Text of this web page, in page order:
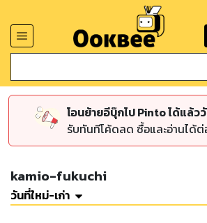
โอนย้ายอีบุ๊กไป Pinto ได้แล้ว
รับทันทีโค้ดลด ซื้อและอ่านได้
kamio-fukuchi
วันที่ใหม่-เก่า